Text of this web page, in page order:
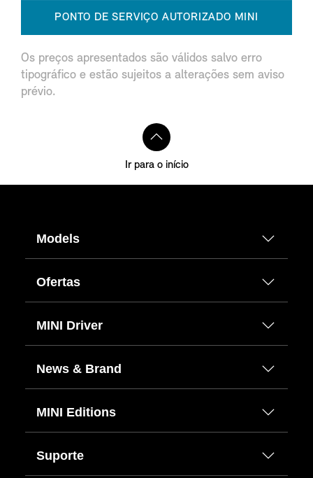
PONTO DE SERVIÇO AUTORIZADO MINI
Os preços apresentados são válidos salvo erro
tipográfico e estão sujeitos a alterações sem aviso
prévio.
Ir para o início
Models
Ofertas
MINI Driver
News & Brand
MINI Editions
Suporte